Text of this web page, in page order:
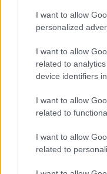
I want to allow
personalized
I want to allow
related to
device identifiers
I want to allow
related to
I want to allow
related to
Hallgasd meg a
legfrissebb